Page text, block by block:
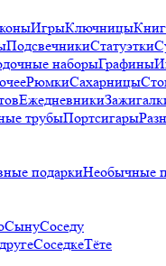
ИгрыКлючницы
ПодсвечникиСтатуэтки
наборыГрафины
РюмкиСахарницы
Ежедневники
трубыПортсигары
подаркиНеобычные
СынуСоседу
СоседкеТёте